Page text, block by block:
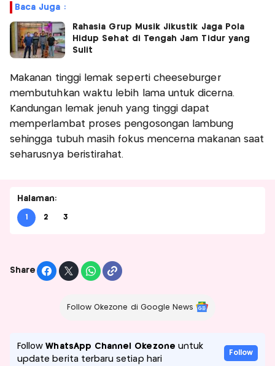
Baca Juga :
Rahasia Grup Musik Jikustik Jaga Pola
Hidup Sehat di Tengah Jam Tidur yang
Sulit
Makanan tinggi lemak seperti cheeseburger
membutuhkan waktu lebih lama untuk dicerna.
Kandungan lemak jenuh yang tinggi dapat
memperlambat proses pengosongan lambung
sehingga tubuh masih fokus mencerna makanan saat
seharusnya beristirahat.
Halaman:
1 2 3
Share
Follow Okezone di Google News
FollowWhatsApp Channel Okezone untuk
update berita terbaru setiap hari
Follow